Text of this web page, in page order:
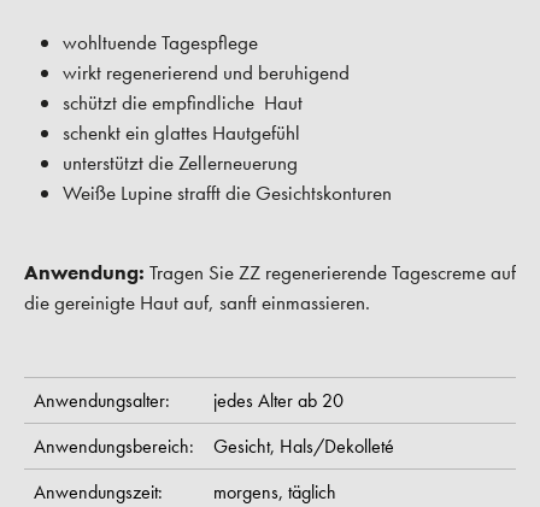
wohltuende Tagespflege
wirkt regenerierend und beruhigend
schützt die empfindliche Haut
schenkt ein glattes Hautgefühl
unterstützt die Zellerneuerung
Weiße Lupine strafft die Gesichtskonturen
Anwendung: Tragen Sie ZZ regenerierende Tagescreme auf
die gereinigte Haut auf, sanft einmassieren.
Anwendungsalter:
jedes Alter ab 20
Anwendungsbereich:
Gesicht, Hals/Dekolleté
Anwendungszeit:
morgens, täglich